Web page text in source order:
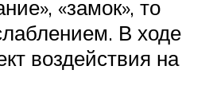
«замок», то
В ходе
воздействия на